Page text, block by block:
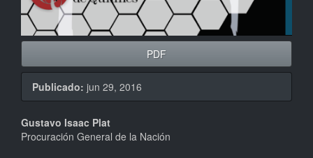
PDF
Publicado: jun 29, 2016
Contenido
principal
Gustavo Isaac Plat
Procuración General de la Nación